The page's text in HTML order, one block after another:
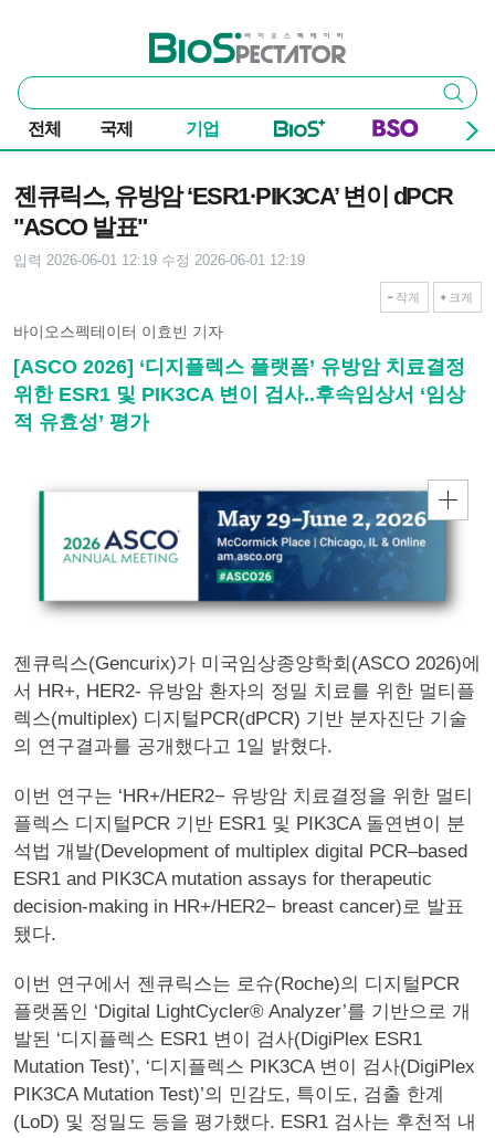
바이오스펙테이터
통
합
검
색
검색
전체 국제 기업
젠큐릭스, 유방암 ‘ESR1·PIK3CA’ 변이 dPCR
"ASCO 발표"
입력 2026-06-01 12:19 수정 2026-06-01 12:19
작게 크게
바이오스펙테이터 이효빈 기자
[ASCO 2026] ‘디지플렉스 플랫폼’ 유방암 치료결정
위한 ESR1 및 PIK3CA 변이 검사..후속임상서 ‘임상
적 유효성’ 평가
젠큐릭스(Gencurix)가 미국임상종양학회(ASCO 2026)에
서 HR+, HER2- 유방암 환자의 정밀 치료를 위한 멀티플
렉스(multiplex) 디지털PCR(dPCR) 기반 분자진단 기술
의 연구결과를 공개했다고 1일 밝혔다.
이번 연구는 ‘HR+/HER2− 유방암 치료결정을 위한 멀티
플렉스 디지털PCR 기반 ESR1 및 PIK3CA 돌연변이 분
석법 개발(Development of multiplex digital PCR–based
ESR1 and PIK3CA mutation assays for therapeutic
decision-making in HR+/HER2− breast cancer)로 발표
됐다.
이번 연구에서 젠큐릭스는 로슈(Roche)의 디지털PCR
플랫폼인 ‘Digital LightCycler® Analyzer’를 기반으로 개
발된 ‘디지플렉스 ESR1 변이 검사(DigiPlex ESR1
Mutation Test)’, ‘디지플렉스 PIK3CA 변이 검사(DigiPlex
PIK3CA Mutation Test)’의 민감도, 특이도, 검출 한계
(LoD) 및 정밀도 등을 평가했다. ESR1 검사는 후천적 내